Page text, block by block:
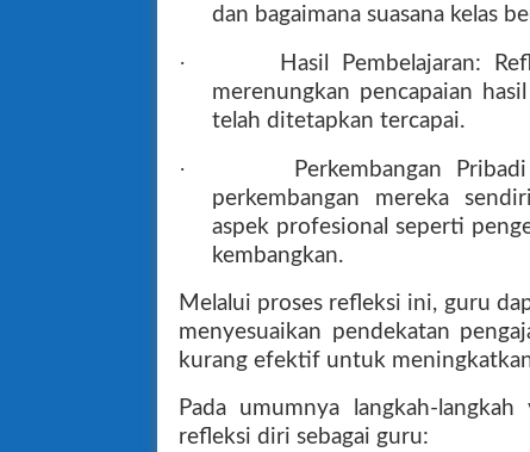
dan bagaimana suasana kelas
·
Hasil Pembelajaran:
merenungkan pencapaian
telah ditetapkan tercapai.
·
Perkembangan
perkembangan mereka
aspek profesional seperti
kembangkan.
Melalui proses refleksi ini, guru
menyesuaikan pendekatan
kurang efektif untuk
Pada umumnya langkah-
refleksi diri sebagai guru: